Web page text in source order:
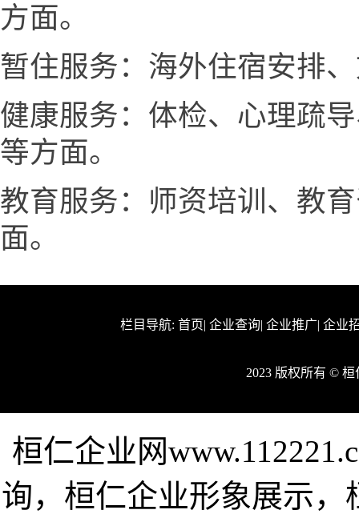
方面。
暂住服务：海外住宿安排
健康服务：体检、心理疏
等方面。
教育服务：师资培训、教
面。
栏目导航: 首页| 企业查询| 企业推广| 企业
2023 版权所有 ©
桓仁企业网
询，桓仁企业形象展示